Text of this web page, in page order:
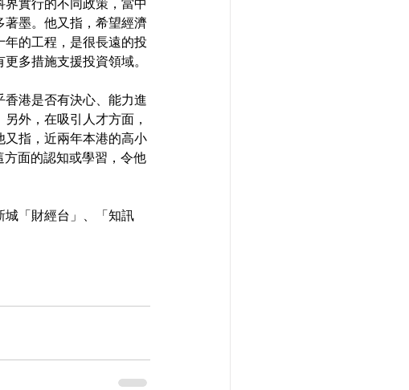
實行的不同政策，當中
著墨。他又指，希望經濟
的工程，是很長遠的投
多措施支援投資領域。
港是否有決心、能力進
外，在吸引人才方面，
指，近兩年本港的高小
面的認知或學習，令他
城「財經台」、「知訊